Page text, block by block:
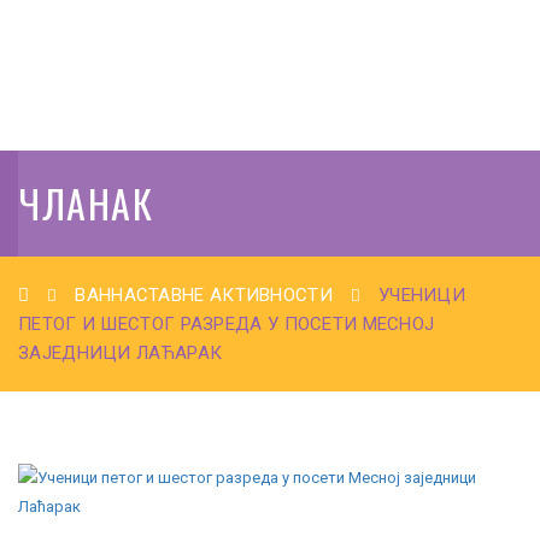
ЧЛАНАК
ВАННАСТАВНЕ АКТИВНОСТИ
УЧЕНИЦИ
ПЕТОГ И ШЕСТОГ РАЗРЕДА У ПОСЕТИ МЕСНОЈ
ЗАЈЕДНИЦИ ЛАЋАРАК